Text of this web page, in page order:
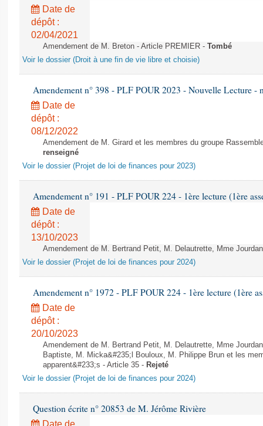
Date de
dépôt :
02/04/2021
Amendement de M. Breton - Article PREMIER - Tombé
Voir le dossier (Droit à une fin de vie libre et choisie)
Amendement n° 398 - PLF POUR 2023 - Nouvelle Lecture -
Date de
dépôt :
08/12/2022
Amendement de M. Girard et les membres du groupe
renseigné
Voir le dossier (Projet de loi de finances pour 2023)
Amendement n° 191 - PLF POUR 224 - 1ère lecture (1ère
Date de
dépôt :
13/10/2023
Amendement de M. Bertrand Petit, M. Delautrette, Mme
Voir le dossier (Projet de loi de finances pour 2024)
Amendement n° 1972 - PLF POUR 224 - 1ère lecture (1ère
Date de
dépôt :
20/10/2023
Amendement de M. Bertrand Petit, M. Delautrette, Mme
Baptiste, M. Micka&#235;l Bouloux, M. Philippe Brun et les
apparent&#233;s - Article 35 - Rejeté
Voir le dossier (Projet de loi de finances pour 2024)
Question écrite n° 20853 de M. Jérôme Rivière
Date de